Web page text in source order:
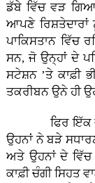
ਡੱਬੇ ਵਿੱਚ ਵੜ
ਆਪਣੇ ਰਿਸ਼ਤੇਦਾਰਾਂ
ਪਾਕਿਸਤਾਨ ਵਿੱਚ
ਸਨ, ਜੋ ਉਨ੍ਹਾਂ ਦੇ
ਸਟੇਸ਼ਨ ’ਤੇ ਕਾਫ਼ੀ
ਤਕਰੀਬਨ ਉਨੇ ਹੀ
ਫਿਰ ਇੱਕ ਵੱਡਾ
ਉਹਨਾਂ ਨੇ ਬੜੇ
ਅਤੇ ਉਹਨਾਂ ਦੇ
ਕਾਫ਼ੀ ਚੰਗੀ ਸਿਹਤ